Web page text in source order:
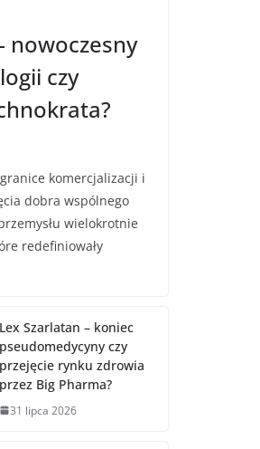
nowoczesny
czy
komercjalizacji i
dobra wspólnego
wielokrotnie
redefiniowały
Lex Szarlatan – koniec
pseudomedycyny czy
przejęcie rynku zdrowia
przez Big Pharma?
31 lipca 2026